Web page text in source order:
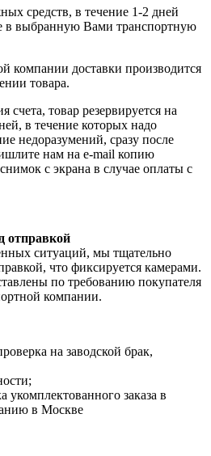
средств, в течение 1-2 дней
в выбранную Вами транспортную
компании доставки производится
товара.
счета, товар резервируется на
в течение которых надо
недоразумений, сразу после
нам на e-mail копию
с экрана в случае оплаты с
отправкой
ситуаций, мы тщательно
что фиксируется камерами.
по требованию покупателя
компании.
на заводской брак,
укомплектованного заказа в
в Москве